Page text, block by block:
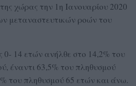
χώρας την 1η Ιανουαρίου 2020
μεταναστευτικών ροών του
0- 14 ετών ανήλθε στο 14,2% του
έναντι 63,5% του πληθυσμού
του πληθυσμού 65 ετών και άνω.